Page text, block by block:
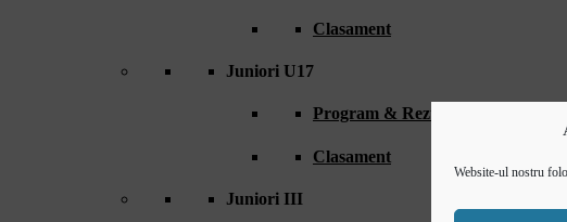
Website-ul nostru
Clasament
Juniori U17
Program & Rezultate
Clasament
Juniori III